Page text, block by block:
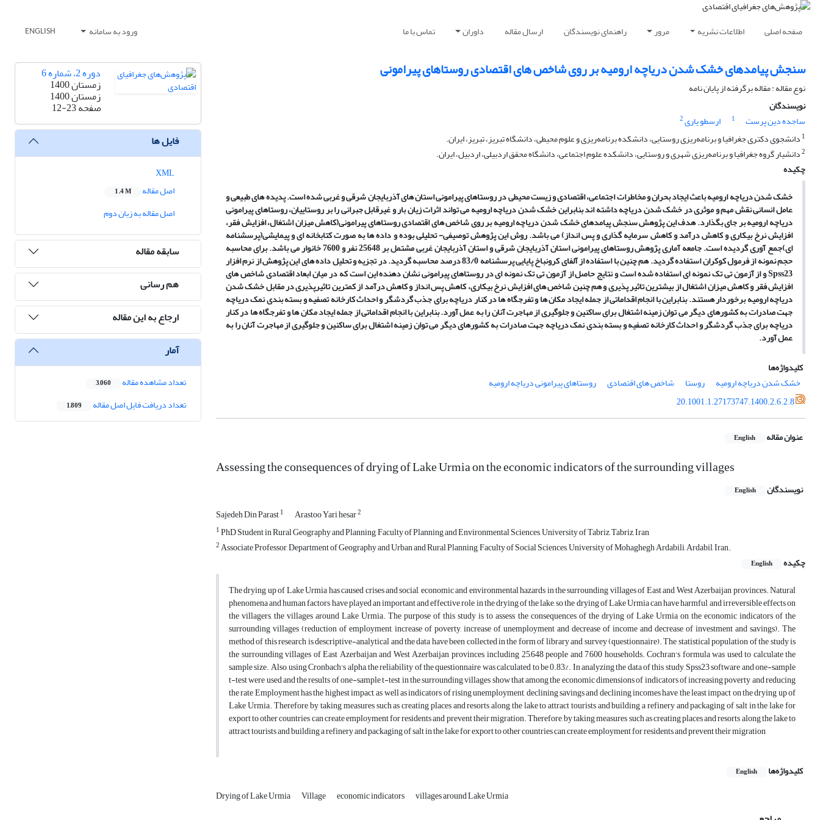
صفحه اصلی اطلاعات نشریه مرور راهنمای نویسندگان ارسال مقاله داوران تماس با ما ورود به سامانه ENGLISH
سنجش پیامدهای خشک شدن دریاچه ارومیه بر روی شاخص های اقتصادی روستاهای پیرامونی
نوع مقاله : مقاله برگرفته از پایان نامه
نویسندگان
ساجده دین پرست
1 ارسطو یاری2
1 دانشجوی دکتری جغرافیا و برنامه‌ریزی روستایی، دانشکده برنامه‌ریزی و علوم محیطی، دانشگاه تبریز، تبریز، ایران.
2دانشیار گروه جغرافیا و برنامه‌ریزی شهری و روستایی، دانشکده علوم اجتماعی، دانشگاه محقق اردبیلی، اردبیل، ایران.
چکیده
خشک شدن دریاچه ارومیه باعث ایجاد بحران و مخاطرات اجتماعی، اقتصادی و زیست محیطی در روستاهای پیرامونی استان های آذربایجان شرقی و غربی شده است. پدیده های طبیعی و
عامل انسانی نقش مهم و موثری در خشک شدن دریاچه داشته اند بنابراین خشک شدن دریاچه ارومیه می تواند اثرات زیان بار و غیرقابل جبرانی را بر روستاییان، روستاهای پیرامونی
دریاچه ارومیه بر جای بگذارد. هدف این پژوهش سنجش پیامدهای خشک شدن دریاچه ارومیه بر روی شاخص های اقتصادی روستاهای پیرامونی(کاهش میزان اشتغال، افزایش فقر،
افزایش نرخ بیکاری و کاهش درآمد و کاهش ‌سرمایه گذاری و پس انداز) می باشد. روش این پژوهش توصیفی- تحلیلی بوده و داده ها به صورت کتابخانه ای و پیمایشی(پرسشنامه
ای)جمع آوری گردیده است. جامعه آماری پژوهش روستاهای پیرامونی استان آذربایجان شرقی و استان آذربایجان غربی مشتمل بر 25648 نفر و 7600 خانوار می باشد. برای محاسبه
حجم نمونه از فرمول کوکران استفاده گردید. هم چنین با استفاده از آلفای کرونباخ پایایی پرسشنامه 83/0 درصد محاسبه گردید. در تجزیه و تحلیل داده های این پژوهش از نرم افزار
Spss23 و از آزمون تی تک نمونه ای استفاده شده است و نتایج حاصل از آزمون تی تک نمونه ای در روستاهای پیرامونی نشان دهنده این است که در میان ابعاد اقتصادی شاخص های
افزایش فقر و کاهش میزان اشتغال از بیشترین تاثیر پذیری و هم چنین شاخص های افزایش نرخ بیکاری، کاهش پس انداز و کاهش درآمد از کمترین تاثیرپذیری در مقابل خشک شدن
دریاچه ارومیه برخوردار هستند. بنابراین با انجام اقداماتی از جمله ایجاد مکان ها و تفرجگاه ها در کنار دریاچه برای جذب گردشگر و احداث کارخانه تصفیه و بسته بندی نمک دریاچه
جهت صادرات به کشورهای دیگر می توان زمینه اشتغال برای ساکنین و جلوگیری از مهاجرت آنان را به عمل آورد. بنابراین با انجام اقداماتی از جمله ایجاد مکان ها و تفرجگاه ها در کنار
دریاچه برای جذب گردشگر و احداث کارخانه تصفیه و بسته بندی نمک دریاچه جهت صادرات به کشورهای دیگر می توان زمینه اشتغال برای ساکنین و جلوگیری از مهاجرت آنان را به
عمل آورد.
کلیدواژه‌ها
خشک شدن دریاچه ارومیه
روستا شاخص های اقتصادی
روستاهای پیرامونی دریاچه ارومیه
20.1001.1.27173747.1400.2.6.2.8
عنوان مقاله English
Assessing the consequences of drying of Lake Urmia on the economic indicators of the surrounding villages
نویسندگان English
Sajedeh Din Parast1 Arastoo Yari hesar2
1PhD Student in Rural Geography and Planning, Faculty of Planning and Environmental Sciences, University of Tabriz, Tabriz, Iran
2Associate Professor, Department of Geography and Urban and Rural Planning, Faculty of Social Sciences, University of Mohaghegh Ardabili, Ardabil, Iran.
چکیده
English
The drying up of Lake Urmia has caused crises and social, economic and environmental hazards in the surrounding villages of East and West Azerbaijan provinces. Natural
phenomena and human factors have played an important and effective role in the drying of the lake, so the drying of Lake Urmia can have harmful and irreversible effects on
the villagers, the villages around Lake Urmia. The purpose of this study is to assess the consequences of the drying of Lake Urmia on the economic indicators of the
surrounding villages (reduction of employment, increase of poverty, increase of unemployment and decrease of income and decrease of investment and savings). The
method of this research is descriptive-analytical and the data have been collected in the form of library and survey (questionnaire). The statistical population of the study is
the surrounding villages of East Azerbaijan and West Azerbaijan provinces, including 25,648 people and 7,600 households. Cochran's formula was used to calculate the
sample size. Also, using Cronbach's alpha, the reliability of the questionnaire was calculated to be 0.83%. In analyzing the data of this study, Spss23 software and one-sample
t-test were used and the results of one-sample t-test in the surrounding villages show that among the economic dimensions of indicators of increasing poverty and reducing
the rate Employment has the highest impact, as well as indicators of rising unemployment, declining savings and declining incomes have the least impact on the drying up of
Lake Urmia. Therefore, by taking measures such as creating places and resorts along the lake to attract tourists and building a refinery and packaging of salt in the lake for
export to other countries can create employment for residents and prevent their migration. Therefore, by taking measures such as creating places and resorts along the lake to
attract tourists and building a refinery and packaging of salt in the lake for export to other countries can create employment for residents and prevent their migration
کلیدواژه‌ها English
Drying of Lake Urmia Village economic indicators villages around Lake Urmia
دوره 2، شماره 6
زمستان 1400
زمستان 1400
صفحه12-23
فایل ها
اصل مقاله
1.4 M
اصل مقاله به زبان دوم
سابقه مقاله
هم رسانی
ارجاع به این مقاله
آمار
تعداد مشاهده مقاله 3,060
تعداد دریافت فایل اصل مقاله 1,809